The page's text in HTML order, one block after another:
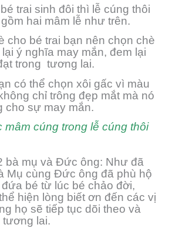
trai sinh đôi thì lễ cúng thôi
hai mâm lễ như trên.
cho bé trai bạn nên chọn chè
ý nghĩa may mắn, đem lại
trong tương lai.
có thể chọn xôi gấc vì màu
chỉ trông đẹp mắt mà nó
cho sự may mắn.
mâm cúng trong lễ cúng thôi
bà mụ và Đức ông: Như đã
Mụ cùng Đức ông đã phù hộ
bé từ lúc bé chảo đời,
hiện lòng biết ơn đến các vị
họ sẽ tiếp tục dõi theo và
tương lai.